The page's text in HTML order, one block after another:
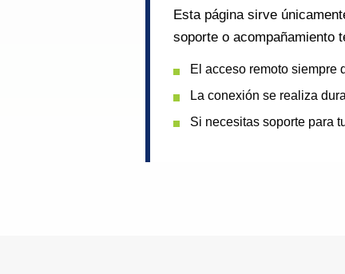
Esta página sirve
soporte o acompañamiento
El acceso remoto siempre
La conexión se realiza
Si necesitas soporte para